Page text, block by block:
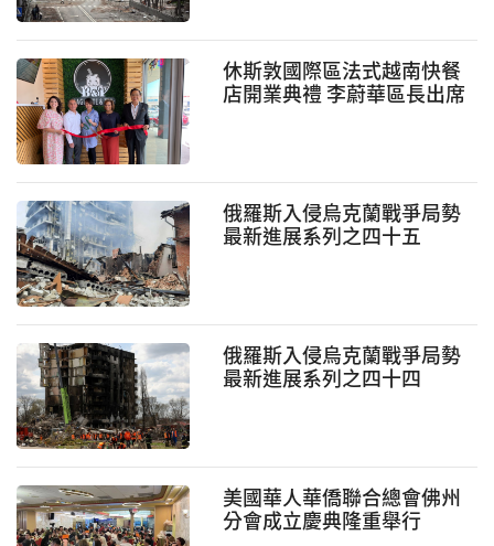
休斯敦國際區法式越南快餐
店開業典禮 李蔚華區長出席
俄羅斯入侵烏克蘭戰爭局勢
最新進展系列之四十五
俄羅斯入侵烏克蘭戰爭局勢
最新進展系列之四十四
美國華人華僑聯合總會佛州
分會成立慶典隆重舉行